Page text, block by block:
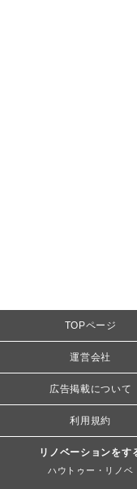
TOPページ
運営会社
広告掲載について
利用規約
リノベーションをす
ハウトゥー・リノベ